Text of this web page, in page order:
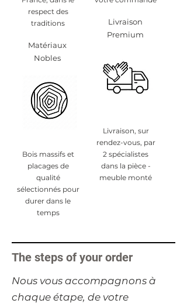
respect des
traditions
Matériaux
Nobles
Bois massifs et
placages de
qualité
sélectionnés pour
durer dans le
temps
Livraison
Premium
Livraison, sur
rendez-vous, par
2 spécialistes
dans la pièce -
meuble monté
The steps of your order
​Nous vous accompagnons à
chaque étape, de votre